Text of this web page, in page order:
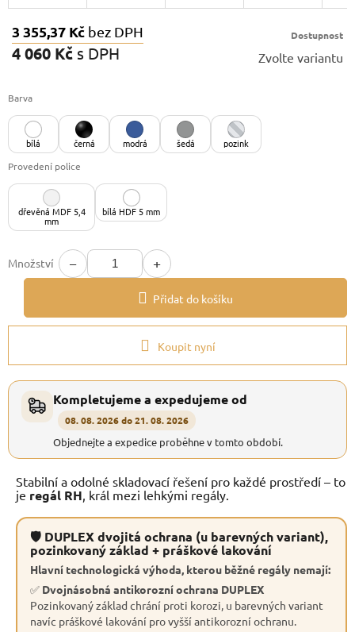
3 355,37 Kč bez DPH
4 060 Kč s DPH
Dostupnost
Zvolte variantu
Barva
bílá černá modrá šedá
pozink
Provedení police
dřevěná MDF 5,4
mm
bílá HDF 5 mm
Množství − +
Přidat do košíku
Koupit nyní
Kompletujeme a expedujeme od
08. 08. 2026 do 21. 08. 2026
Objednejte a expedice proběhne v tomto období.
Stabilní a odolné skladovací řešení pro každé prostředí – to
je regál RH , král mezi lehkými regály.
🛡 DUPLEX dvojitá ochrana (u barevných variant),
pozinkovaný základ + práškové lakování
Hlavní technologická výhoda, kterou běžné regály nemají:
✅ Dvojnásobná antikorozní ochrana DUPLEX
Pozinkovaný základ chrání proti korozi, u barevných variant
navíc práškové lakování pro vyšší antikorozní ochranu.